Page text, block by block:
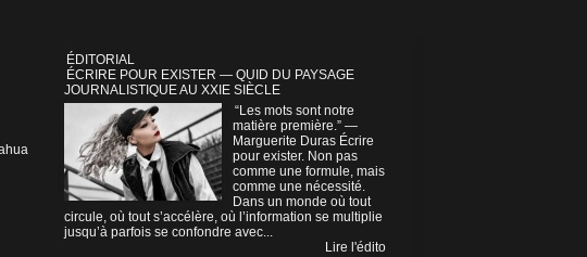
ÉDITORIAL
ÉCRIRE POUR EXISTER — QUID DU PAYSAGE
JOURNALISTIQUE AU XXIE SIÈCLE
“Les mots sont notre
matière première.” —
Marguerite Duras Écrire
pour exister. Non pas
comme une formule, mais
comme une nécessité.
Dans un monde où tout
circule, où tout s’accélère, où l’information se multiplie
jusqu’à parfois se confondre avec...
Lire l'édito